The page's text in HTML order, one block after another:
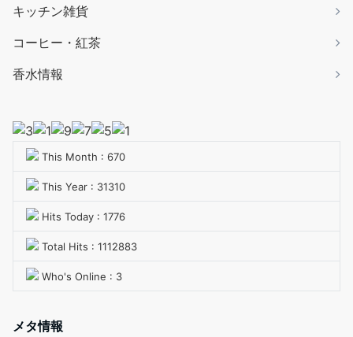
キッチン雑貨
コーヒー・紅茶
香水情報
This Month : 670
This Year : 31310
Hits Today : 1776
Total Hits : 1112883
Who's Online : 3
メタ情報